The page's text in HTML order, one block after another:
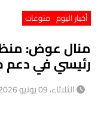
أخبار اليوم منوعات
منال عوض:
رئيسي في دعم
الثلاثاء، 09 يونيو 2026 11:41 ص